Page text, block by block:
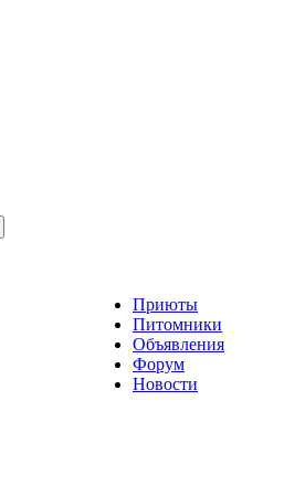
Приюты
Питомники
Объявления
Форум
Новости